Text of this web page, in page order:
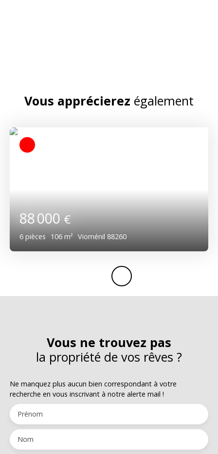
Vous apprécierez également
88 000€
6 pièces 106 m² Vioménil 88260
Vous ne trouvez pas
la propriété de vos rêves ?
Ne manquez plus aucun bien correspondant à votre
recherche en vous inscrivant à notre alerte mail !
Prénom
Nom